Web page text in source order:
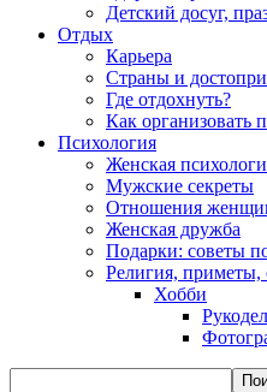
Детский досуг,
Отдых
Карьера
Страны и
Где отдохнуть?
Как организовать
Психология
Женская
Мужские секреты
Отношения
Женская дружба
Подарки: советы
Религия, приметы,
Хобби